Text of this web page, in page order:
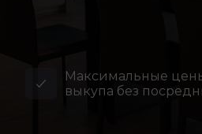
Максимальные
выкупа без